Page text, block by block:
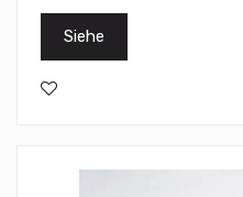
Siehe